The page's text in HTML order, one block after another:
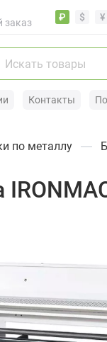
заказ
₽ $ ¥
Контакты
по металлу